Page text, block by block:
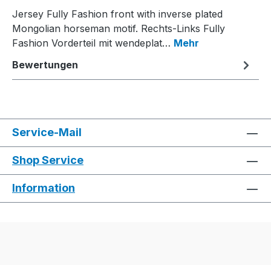
Jersey Fully Fashion front with inverse plated
Mongolian horseman motif. Rechts-Links Fully
Fashion Vorderteil mit wendeplat… Mehr
Bewertungen
Service-Mail
Shop Service
Information